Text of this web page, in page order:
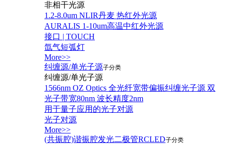
非相干光源
1.2-8.0um NLIR丹麦 热红外光源
AURALIS 1-10um高温中红外光源
接口 | TOUCH
氙气短弧灯
More>>
纠缠源/单光子源子分类
纠缠源/单光子源
1566nm OZ Optics 全光纤宽带偏振纠缠光子源 双
光子带宽80nm 波长精度2nm
用于量子应用的光子对源
光子对源
More>>
(共振腔)谐振腔发光二极管RCLED子分类